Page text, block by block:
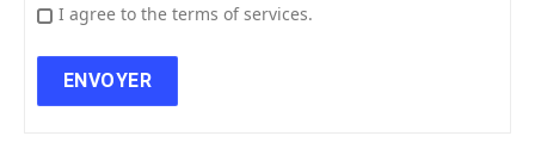
I agree to the terms of services.